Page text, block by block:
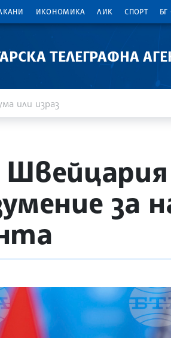
ИКОНОМИКА ЛИК СПОРТ БГ
ТЕЛЕГРАФНА
за